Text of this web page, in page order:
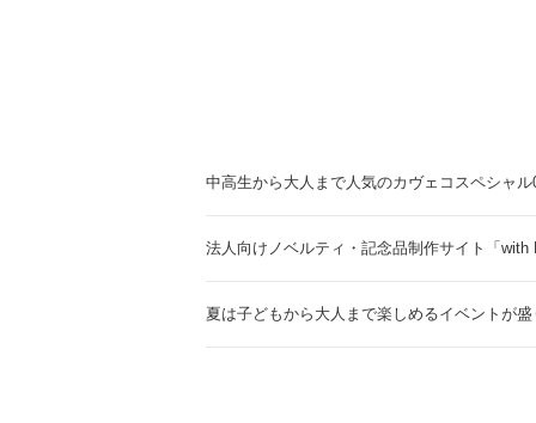
中高生から大人まで人気のカヴェコスペシャ
法人向けノベルティ・記念品制作サイト「
夏は子どもから大人まで楽しめるイベントが